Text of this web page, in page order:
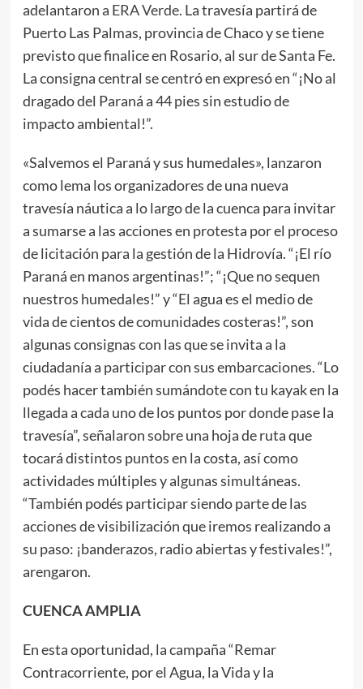
adelantaron a ERA Verde. La travesía partirá de
Puerto Las Palmas, provincia de Chaco y se tiene
previsto que finalice en Rosario, al sur de Santa Fe.
La consigna central se centró en expresó en “¡No al
dragado del Paraná a 44 pies sin estudio de
impacto ambiental!”.
«Salvemos el Paraná y sus humedales», lanzaron
como lema los organizadores de una nueva
travesía náutica a lo largo de la cuenca para invitar
a sumarse a las acciones en protesta por el proceso
de licitación para la gestión de la Hidrovía. “¡El río
Paraná en manos argentinas!”; “¡Que no sequen
nuestros humedales!” y “El agua es el medio de
vida de cientos de comunidades costeras!”, son
algunas consignas con las que se invita a la
ciudadanía a participar con sus embarcaciones. “Lo
podés hacer también sumándote con tu kayak en la
llegada a cada uno de los puntos por donde pase la
travesía”, señalaron sobre una hoja de ruta que
tocará distintos puntos en la costa, así como
actividades múltiples y algunas simultáneas.
“También podés participar siendo parte de las
acciones de visibilización que iremos realizando a
su paso: ¡banderazos, radio abiertas y festivales!”,
arengaron.
CUENCA AMPLIA
En esta oportunidad, la campaña “Remar
Contracorriente, por el Agua, la Vida y la